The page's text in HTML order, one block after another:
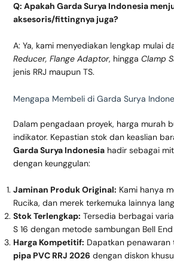
Q: Apakah Garda Surya Indonesia
aksesoris/fittingnya juga?
A: Ya, kami menyediakan lengkap mulai
Reducer, Flange Adaptor, hingga Clamp
jenis RRJ maupun TS.
Mengapa Membeli di Garda Surya
Dalam pengadaan proyek, harga murah
indikator. Kepastian stok dan keaslian
Garda Surya Indonesiahadir sebagai
dengan keunggulan:
Jaminan Produk Original: Kami hanya
Rucika, dan merek terkemuka lainnya
Stok Terlengkap: Tersedia berbagai
S 16 dengan metode sambungan Bell
Harga Kompetitif: Dapatkan penawaran
pipa PVC RRJ 2026 dengan diskon